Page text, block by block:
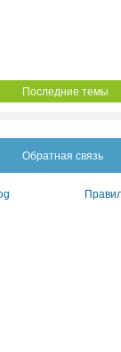
Последние темы
Обратная связь